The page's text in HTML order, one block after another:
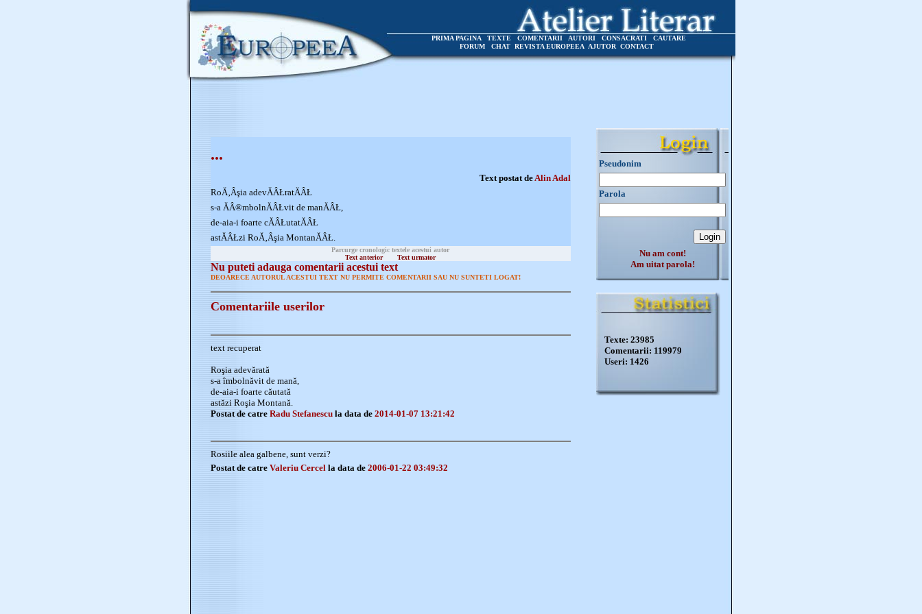
PRIMA PAGINA TEXTE COMENTARII AUTORI CONSACRATI
CAUTARE
FORUM
CHAT REVISTA EUROPEEA AJUTOR CONTACT
...
Text postat deAlin Adal
RoĂ‚Âşia adevĂÂŁratĂÂŁ
s-a ĂÂ®mbolnĂÂŁvit de manĂÂŁ,
de-aia-i foarte cĂÂŁutatĂÂŁ
astĂÂŁzi RoĂ‚Âşia MontanĂÂŁ.
Parcurge cronologic textele acestui autor
Text anterior
Text urmator
Nu puteti adauga comentarii acestui text
DEOARECE AUTORUL ACESTUI TEXT NU PERMITE COMENTARII SAU NU SUNTETI LOGAT!
Comentariile userilor
text recuperat
Roşia adevărată
s-a îmbolnăvit de mană,
de-aia-i foarte căutată
astăzi Roşia Montană.
Postat de catre Radu Stefanescu la data de 2014-01-07 13:21:42
Rosiile alea galbene, sunt verzi?
Postat de catre Valeriu Cercel la data de 2006-01-22 03:49:32
Pseudonim
Parola
Nu am cont!
Am uitat parola!
Texte: 23985
Comentarii: 119979
Useri: 1426